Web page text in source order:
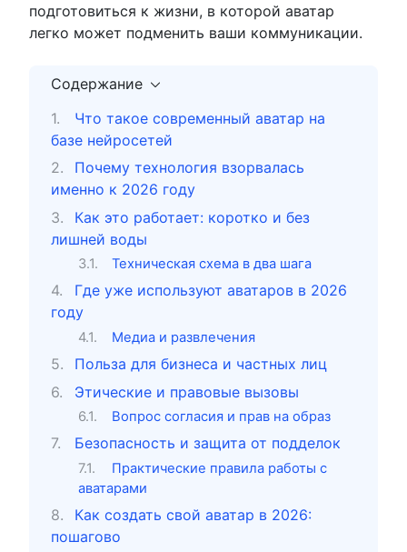
подготовиться к жизни, в которой аватар
легко может подменить ваши коммуникации.
Содержание
Что такое современный аватар на
базе нейросетей
Почему технология взорвалась
именно к 2026 году
Как это работает: коротко и без
лишней воды
Техническая схема в два шага
Где уже используют аватаров в 2026
году
Медиа и развлечения
Польза для бизнеса и частных лиц
Этические и правовые вызовы
Вопрос согласия и прав на образ
Безопасность и защита от подделок
Практические правила работы с
аватарами
Как создать свой аватар в 2026:
пошагово